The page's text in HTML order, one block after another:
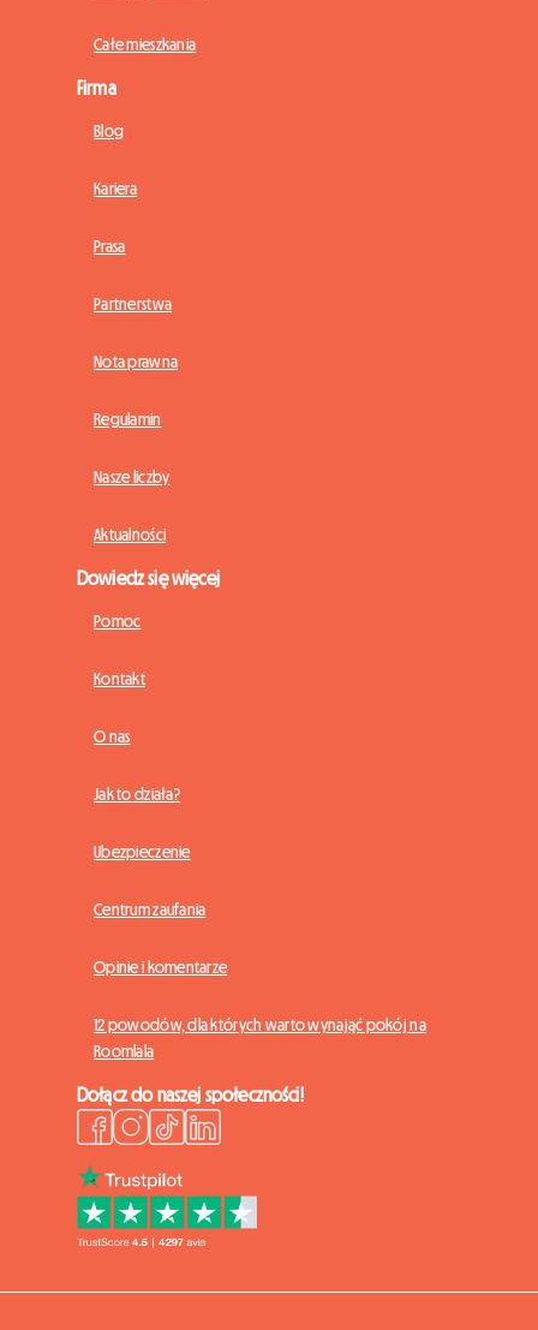
Całe mieszkania
Firma
Blog
Kariera
Prasa
Partnerstwa
Nota prawna
Regulamin
Nasze liczby
Aktualności
Dowiedz się więcej
Pomoc
Kontakt
O nas
Jak to działa?
Ubezpieczenie
Centrum zaufania
Opinie i komentarze
12 powodów, dla których warto wynająć pokój na
Roomlala
Dołącz do naszej społeczności!